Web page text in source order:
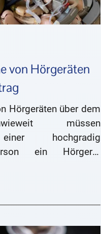
von Hörgeräten
Hörgeräten über dem
müssen
hochgradig
ein Hörgerät
Kosten über dem
784,94 Euro liegen?